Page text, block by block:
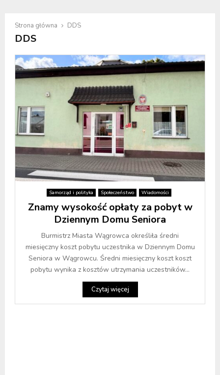
Strona główna DDS
DDS
Samorząd i polityka Społeczeństwo Wiadomości
Znamy wysokość opłaty za pobyt w
Dziennym Domu Seniora
Burmistrz Miasta Wągrowca określiła średni
miesięczny koszt pobytu uczestnika w Dziennym Domu
Seniora w Wągrowcu. Średni miesięczny koszt koszt
pobytu wynika z kosztów utrzymania uczestników...
Czytaj więcej